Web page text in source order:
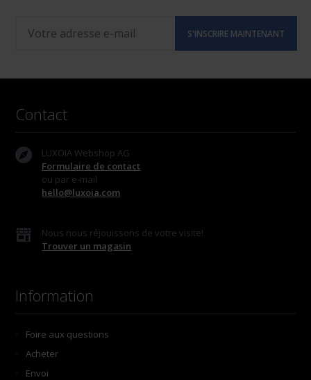
Contact
LUXOIA Webshop AG
Formulaire de contact
ou par e-mail
hello@luxoia.com
Nous nous réjouissons de votre visite!
Trouver un magasin
Information
Foire aux questions
Acheter
Envoi